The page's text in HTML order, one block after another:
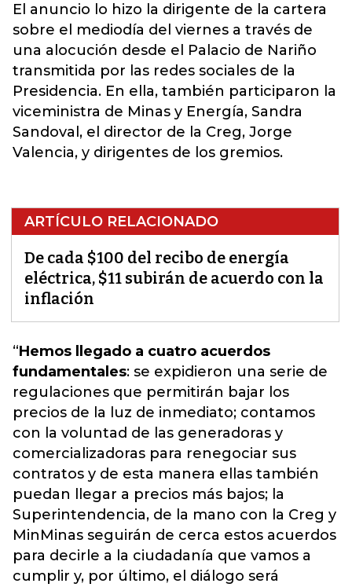
El anuncio lo hizo la dirigente de la cartera
sobre el mediodía del viernes a través de
una alocución desde el Palacio de Nariño
transmitida por las redes sociales de la
Presidencia. En ella, también participaron la
viceministra de Minas y Energía, Sandra
Sandoval, el director de la Creg, Jorge
Valencia, y dirigentes de los gremios.
ARTÍCULO RELACIONADO
De cada $100 del recibo de energía
eléctrica, $11 subirán de acuerdo con la
inflación
“Hemos llegado a cuatro acuerdos
fundamentales: se expidieron una serie de
regulaciones que permitirán bajar los
precios de la luz de inmediato; contamos
con la voluntad de las generadoras y
comercializadoras para renegociar sus
contratos y de esta manera ellas también
puedan llegar a precios más bajos; la
Superintendencia, de la mano con la Creg y
MinMinas seguirán de cerca estos acuerdos
para decirle a la ciudadanía que vamos a
cumplir y, por último, el diálogo será